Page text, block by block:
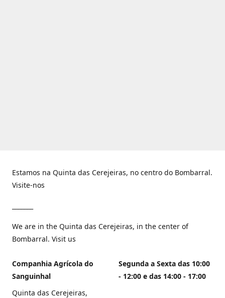
Estamos na Quinta das Cerejeiras, no centro do Bombarral.
Visite-nos
We are in the Quinta das Cerejeiras, in the center of
Bombarral. Visit us
Companhia Agrícola do
Sanguinhal
Quinta das Cerejeiras,
Segunda a Sexta das 10:00
- 12:00 e das 14:00 - 17:00